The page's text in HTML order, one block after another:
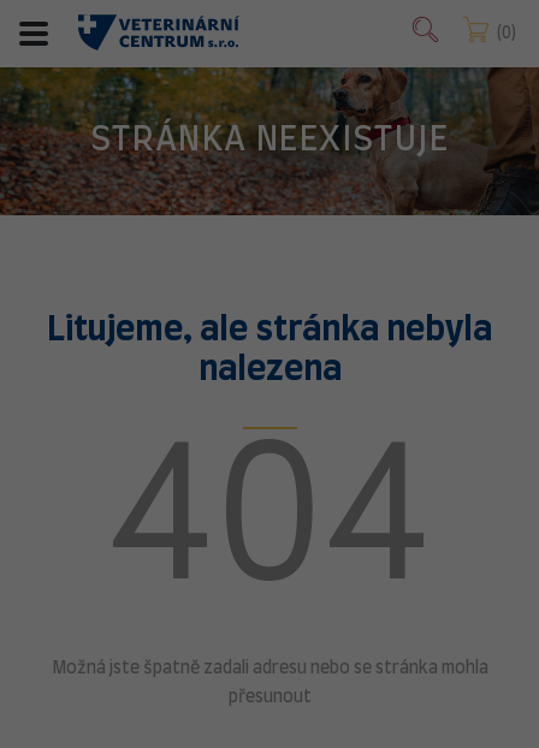
0
STRÁNKA NEEXISTUJE
Litujeme, ale stránka nebyla
nalezena
404
Možná jste špatně zadali adresu nebo se stránka mohla
přesunout